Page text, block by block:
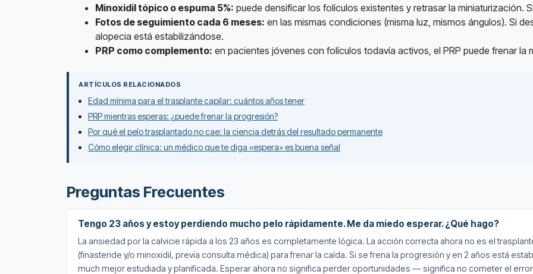
Minoxidil tópico o espuma 5%: puede densificar los folículos existentes y retrasar la miniaturización.
Fotos de seguimiento cada 6 meses: en las mismas condiciones (misma luz, mismos ángulos). Si
alopecia está estabilizándose.
PRP como complemento: en pacientes jóvenes con folículos todavía activos, el PRP puede frenar la
ARTÍCULOS RELACIONADOS
Edad mínima para el trasplante capilar: cuántos años tener
PRP mientras esperas: ¿puede frenar la progresión?
Por qué el pelo trasplantado no cae: la ciencia detrás del resultado permanente
Cómo elegir clínica: un médico que te diga «espera» es buena señal
Preguntas Frecuentes
Tengo 23 años y estoy perdiendo mucho pelo rápidamente. Me da miedo esperar. ¿Qué hago?
La ansiedad por la calvicie rápida a los 23 años es completamente lógica. La acción correcta ahora no es el
(finasteride y/o minoxidil, previa consulta médica) para frenar la caída. Si se frena la progresión y en 2 años está
much mejor estudiada y planificada. Esperar ahora no significa perder oportunidades — significa no cometer el